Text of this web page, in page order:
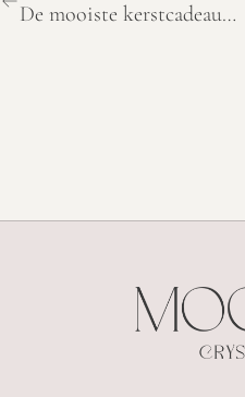
De mooiste kerstcadeaus tot 50 euro